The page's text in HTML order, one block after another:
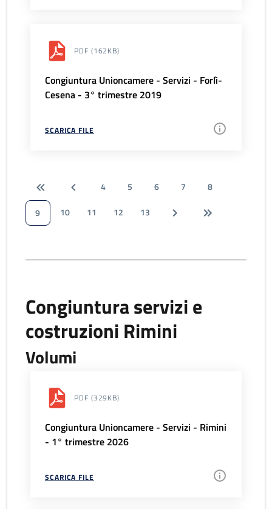
PDF (162KB)
Congiuntura Unioncamere - Servizi - Forlì-
Cesena - 3° trimestre 2019
SCARICA FILE
4 5 6 7
8
9
10 11 12 13
Congiuntura servizi e
costruzioni Rimini
Volumi
PDF (329KB)
Congiuntura Unioncamere - Servizi - Rimini
- 1° trimestre 2026
SCARICA FILE